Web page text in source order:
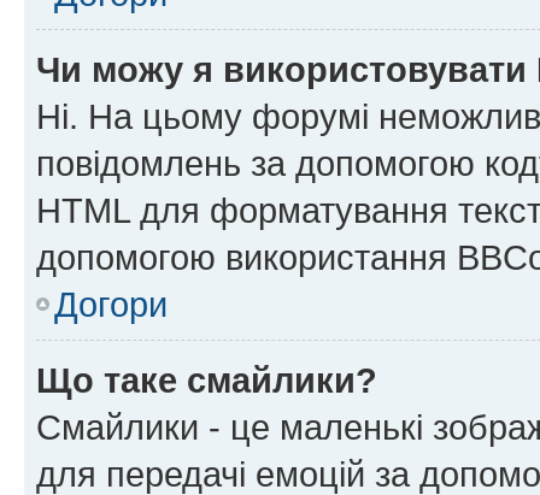
Чи можу я використовувати
Ні. На цьому форумі
повідомлень за допомогою
HTML для форматування
допомогою використання
Догори
Що таке смайлики?
Смайлики - це маленькі
для передачі емоцій за